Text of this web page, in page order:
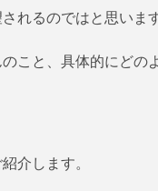
れるのではと思います
こと、具体的にどの
介します。